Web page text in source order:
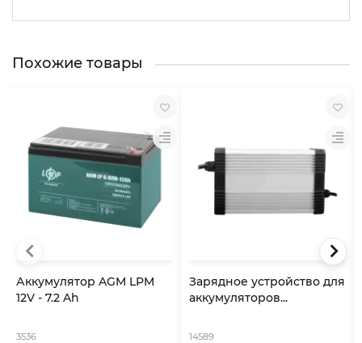
Похожие товары
Аккумулятор AGM LPM
12V - 7.2 Ah
3536
Зарядное устройство для
аккумуляторов...
14589